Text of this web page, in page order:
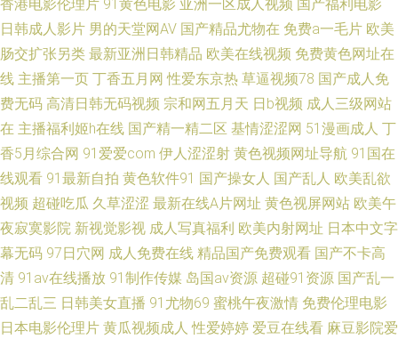
超碰科料 欧美综合性 91青青娱乐 国产熟女一区 青青草一级色网站 综合色网
成人在线不卡视频 老司机精品网站 瑟瑟五月天 AVA在线
香港电影伦理片 91黄色电影 亚洲一区成人视频 国产福利电影
日韩成人影片 男的天堂网AV 国产精品尤物在 免费a一毛片 欧美
肠交扩张另类 最新亚洲日韩精品 欧美在线视频 免费黄色网址在
线 主播第一页 丁香五月网 性爱东京热 草逼视频78 国产成人免
费无码 高清日韩无码视频 宗和网五月天 日b视频 成人三级网站
在 主播福利姬h在线 国产精一精二区 基情涩涩网 51漫画成人 丁
香5月综合网 91爱爱com 伊人涩涩射 黄色视频网址导航 91国在
线观看 91最新自拍 黄色软件91 国产操女人 国产乱人 欧美乱欲
视频 超碰吃瓜 久草涩涩 最新在线A片网址 黄色视屏网站 欧美午
夜寂寞影院 新视觉影视 成人写真福利 欧美内射网址 日本中文字
幕无码 97日穴网 成人免费在线 精品国产免费观看 国产不卡高
清 91av在线播放 91制作传媒 岛国av资源 超碰91资源 国产乱一
乱二乱三 日韩美女直播 91尤物69 蜜桃午夜激情 免费伦理电影
日本电影伦理片 黄瓜视频成人 性爱婷婷 爱豆在线看 麻豆影院爱